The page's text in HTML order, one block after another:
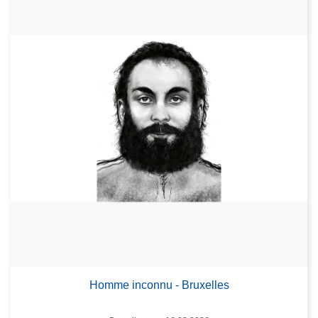
Homme inconnu - Bruxelles